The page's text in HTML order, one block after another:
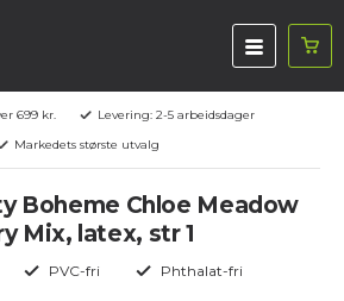
699 kr.
Levering: 2-5 arbeidsdager
Markedets største utvalg
Boheme Chloe Meadow
Mix, latex, str 1
PVC-fri Phthalat-fri